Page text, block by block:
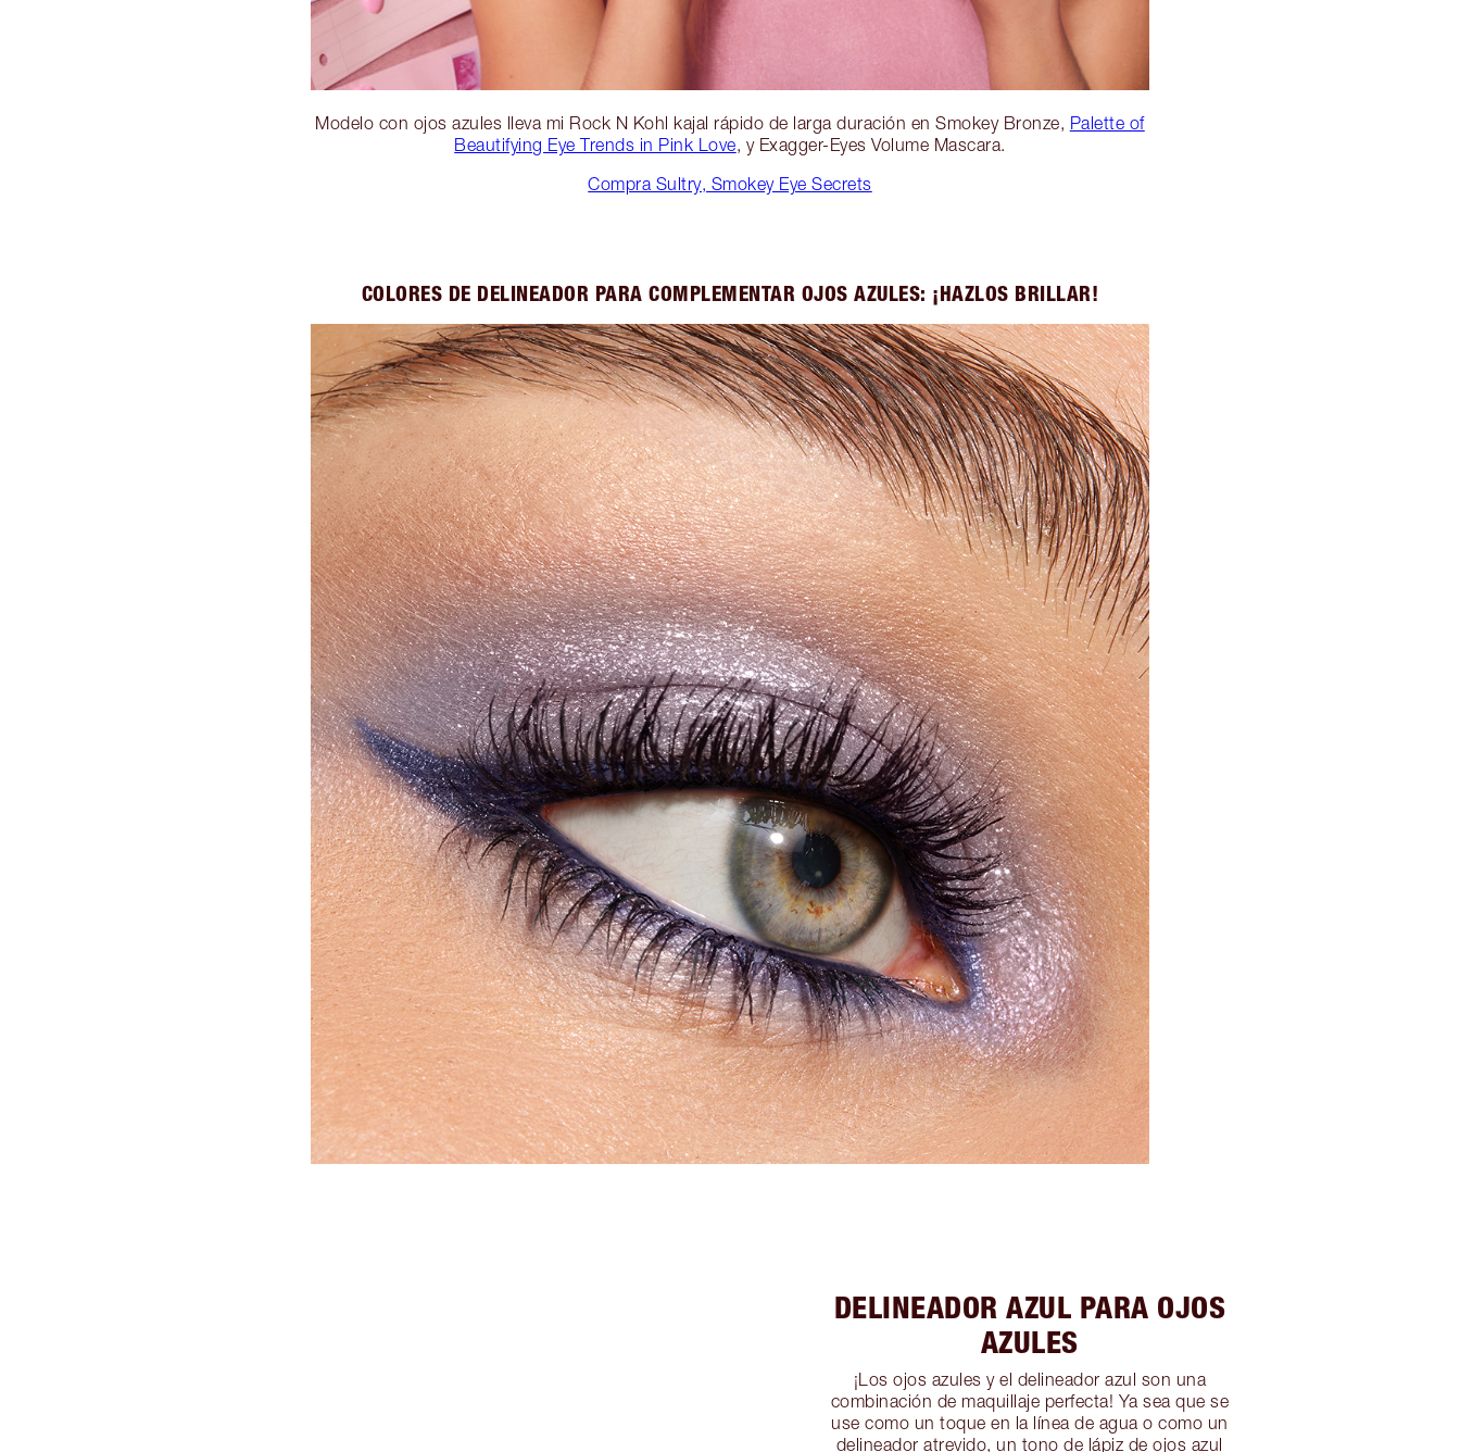
Modelo con ojos azules lleva mi Rock N Kohl kajal rápido de larga duración en Smokey Bronze, Palette of
Beautifying Eye Trends in Pink Love, y Exagger-Eyes Volume Mascara.
Compra Sultry, Smokey Eye Secrets
COLORES DE DELINEADOR PARA COMPLEMENTAR OJOS AZULES: ¡HAZLOS BRILLAR!
DELINEADOR AZUL PARA OJOS
AZULES
¡Los ojos azules y el delineador azul son una
combinación de maquillaje perfecta! Ya sea que se
use como un toque en la línea de agua o como un
delineador atrevido, un tono de lápiz de ojos azul